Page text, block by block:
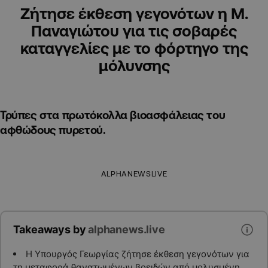
Ζήτησε έκθεση γεγονότων η Μ.
Παναγιώτου για τις σοβαρές
καταγγελίες με το φόρτηγο της
μόλυνσης
Τρύπες στα πρωτόκολλα βιοασφάλειας του
αφθώδους πυρετού.
ALPHANEWSLIVE
Takeaways byalphanews.live
Η Υπουργός Γεωργίας ζήτησε έκθεση γεγονότων για